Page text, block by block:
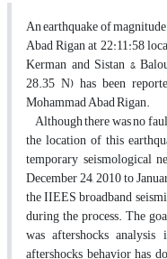
An earthquake of
Abad Rigan at 22:11:58
Kerman and Sistan &
28.35 N) has been
Mohammad Abad Rigan.
Although there was no
the location of this
temporary seismological
December 24, 2010 to
the IIEES broadband
during the process. The
was aftershocks